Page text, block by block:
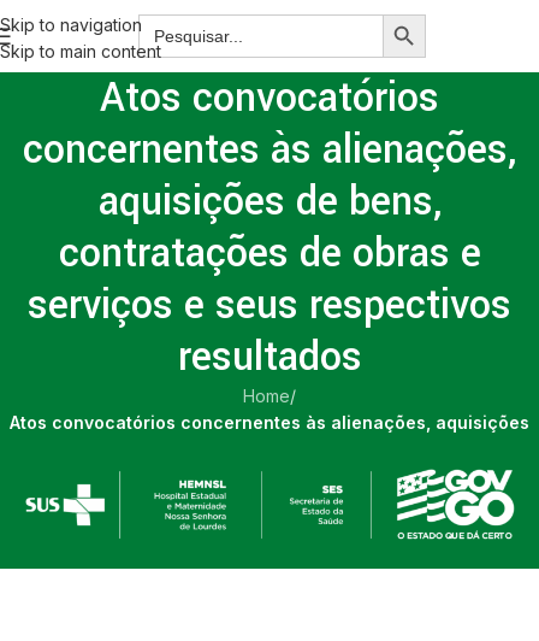
Skip to navigation
Skip to main content
Atos convocatórios
concernentes às alienações,
aquisições de bens,
contratações de obras e
serviços e seus respectivos
resultados
Home/
Atos convocatórios concernentes às alienações, aquisições
resultados